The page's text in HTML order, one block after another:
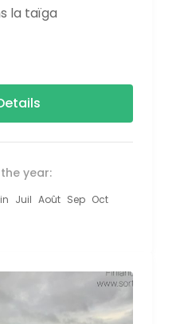
la taïga
year:
Juil Août Sep Oct